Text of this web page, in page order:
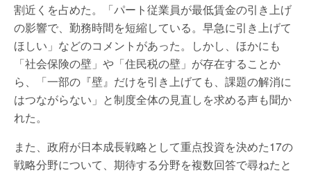
割近くを占めた。「パート従業員が最低賃金の引き上げ
の影響で、勤務時間を短縮している。早急に引き上げて
ほしい」などのコメントがあった。しかし、ほかにも
「社会保険の壁」や「住民税の壁」が存在することか
ら、「一部の『壁』だけを引き上げても、課題の解消に
はつながらない」と制度全体の見直しを求める声も聞か
れた。
また、政府が日本成長戦略として重点投資を決めた17の
戦略分野について、期待する分野を複数回答で尋ねたと